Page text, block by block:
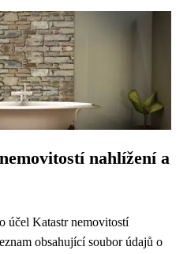
nahlížení a
účel Katastr nemovitostí
obsahující soubor údajů o